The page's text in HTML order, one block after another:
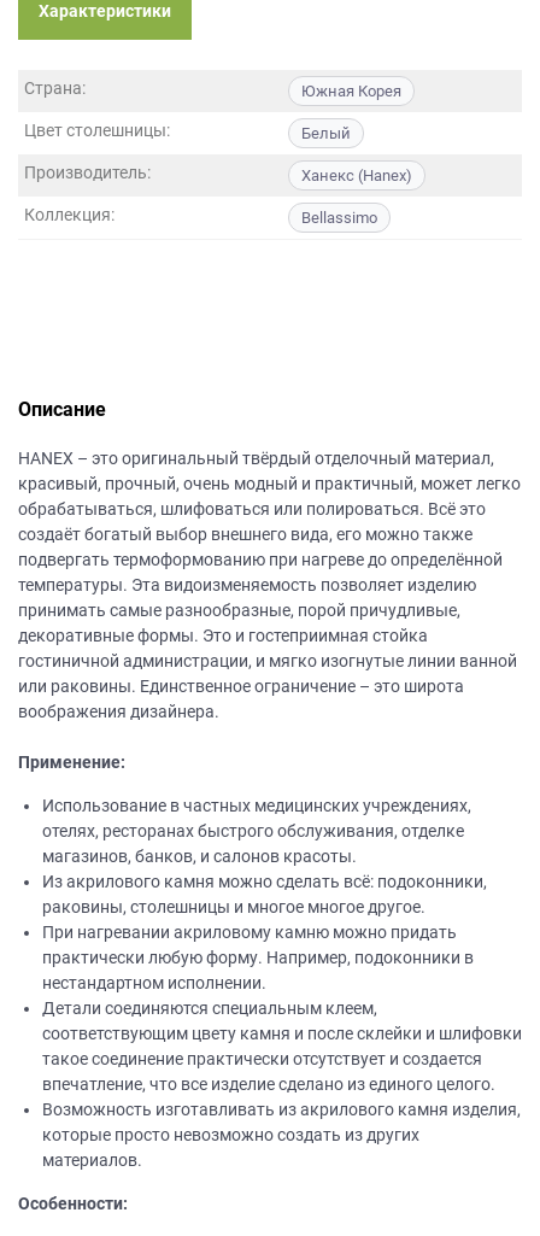
Характеристики
Страна: Южная Корея
Цвет столешницы: Белый
Производитель: Ханекс (Hanex)
Коллекция: Bellassimo
Описание
НANEХ – это оригинальный твёрдый отделочный материал,
красивый, прочный, очень модный и практичный, может легко
обрабатываться, шлифоваться или полироваться. Всё это
создаёт богатый выбор внешнего вида, его можно также
подвергать термоформованию при нагреве до определённой
температуры. Эта видоизменяемость позволяет изделию
принимать самые разнообразные, порой причудливые,
декоративные формы. Это и гостеприимная стойка
гостиничной администрации, и мягко изогнутые линии ванной
или раковины. Единственное ограничение – это широта
воображения дизайнера.
Применение:
Использование в частных медицинских учреждениях,
отелях, ресторанах быстрого обслуживания, отделке
магазинов, банков, и салонов красоты.
Из акрилового камня можно сделать всё: подоконники,
раковины, столешницы и многое многое другое.
При нагревании акриловому камню можно придать
практически любую форму. Например, подоконники в
нестандартном исполнении.
Детали соединяются специальным клеем,
соответствующим цвету камня и после склейки и шлифовки
такое соединение практически отсутствует и создается
впечатление, что все изделие сделано из единого целого.
Возможность изготавливать из акрилового камня изделия,
которые просто невозможно создать из других
материалов.
Особенности:
данных.